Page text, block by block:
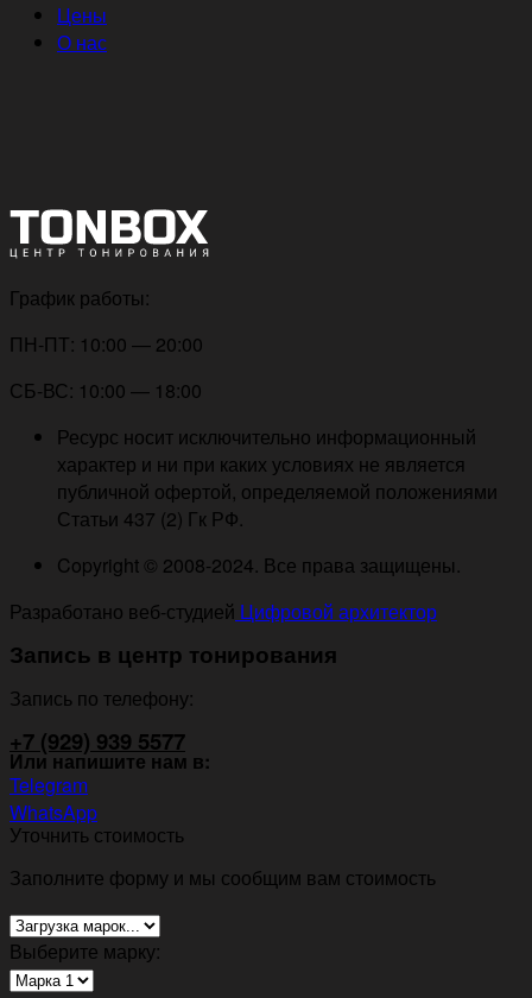
Цены
О нас
График работы:
ПН-ПТ: 10:00 — 20:00
СБ-ВС: 10:00 — 18:00
Ресурс носит исключительно информационный
характер и ни при каких условиях не является
публичной офертой, определяемой положениями
Статьи 437 (2) Гк РФ.
Copyright © 2008-2024. Все права защищены.
Разработано веб-студией Цифровой архитектор
Запись в центр тонирования
Запись по телефону:
+7 (929) 939 5577
Или напишите нам в:
Telegram
WhatsApp
Уточнить стоимость
Заполните форму и мы сообщим вам стоимость
Выберите марку: